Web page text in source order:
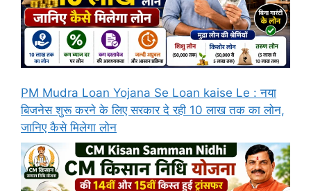
PM Mudra Loan Yojana Se Loan kaise Le : नया
बिजनेस शुरू करने के लिए सरकार दे रही 10 लाख तक का लोन,
जानिए कैसे मिलेगा लोन